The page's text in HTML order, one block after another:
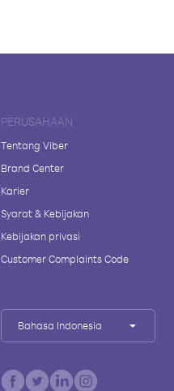
PERUSAHAAN
Tentang Viber
Brand Center
Karier
Syarat & Kebijakan
Kebijakan privasi
Customer Complaints Code
Bahasa Indonesia